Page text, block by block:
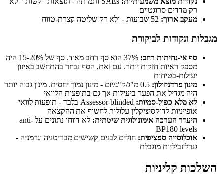
רק מדדים סרוגטיים
מעקב ארוך:
מגבלות ונקודות לביקורת
סף אי-נחיתות רחב:
37% הוא סף רחב מאוד. סף של 15-20% היה
מספק ראיות חזקות יותר. עם זאת, הסף נבחר בהתחשב באיזון
יעילות-בטיחות
מינון פרדניזולון:
0.5 מ"ג/ק"ג/יום - מינון נמוך יחסית. מינון גבוה יותר
היה מגדיל את הפער ביעילות אך גם בתופעות הלוואי
לא מלא כפול-סמיות:
Assessor-blinded בלבד - תופעות לוואי
אופייניות לדוקסיציקלין עלולות לחשוף את ההקצאה
היעדר הערכה אימונולוגית שיטתית:
לא דווחו נתונים על anti-
BP180 levels
אוכלוסייה ספציפית: חולים לבנים קשישים מבריטניה וגרמניה -
גנרליזביליות מוגבלת
השלכות קליניות